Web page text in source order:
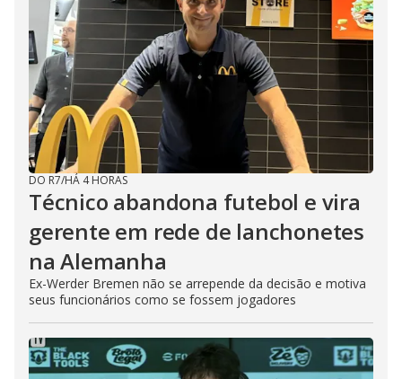
DO R7/HÁ 4 HORAS
Técnico abandona futebol e vira
gerente em rede de lanchonetes
na Alemanha
Ex-Werder Bremen não se arrepende da decisão e motiva
seus funcionários como se fossem jogadores